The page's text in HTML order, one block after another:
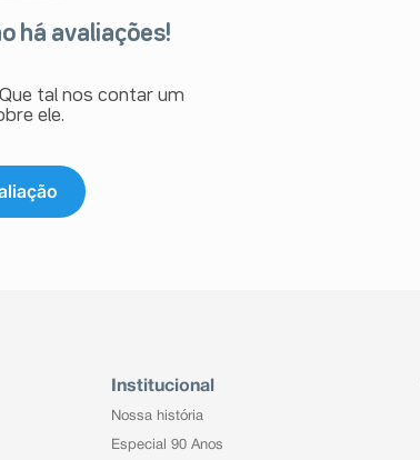
há avaliações!
tal nos contar um
ele.
Institucional
Nossa história
Especial 90 Anos